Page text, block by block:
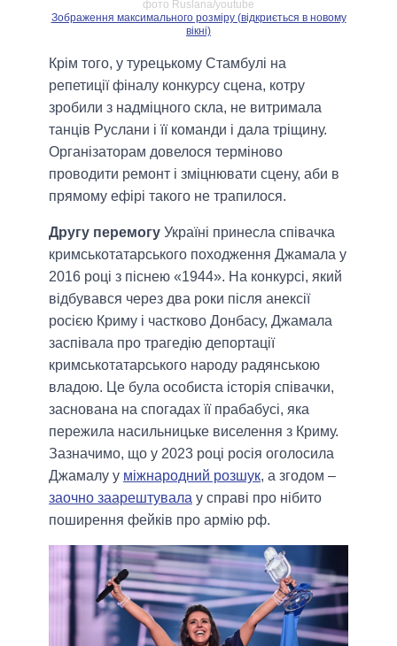
фото Ruslana/youtube
Зображення максимального розміру (відкриється в новому
вікні)
Крім того, у турецькому Стамбулі на
репетиції фіналу конкурсу сцена, котру
зробили з надміцного скла, не витримала
танців Руслани і її команди і дала тріщину.
Організаторам довелося терміново
проводити ремонт і зміцнювати сцену, аби в
прямому ефірі такого не трапилося.
Другу перемогу Україні принесла співачка
кримськотатарського походження Джамала у
2016 році з піснею «1944». На конкурсі, який
відбувався через два роки після анексії
росією Криму і частково Донбасу, Джамала
заспівала про трагедію депортації
кримськотатарського народу радянською
владою. Це була особиста історія співачки,
заснована на спогадах її прабабусі, яка
пережила насильницьке виселення з Криму.
Зазначимо, що у 2023 році росія оголосила
Джамалу у міжнародний розшук, а згодом –
заочно заарештувала у справі про нібито
поширення фейків про армію рф.